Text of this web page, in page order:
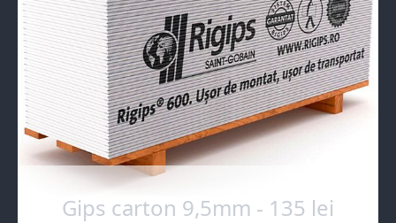
Gips carton 9,5mm - 135 lei